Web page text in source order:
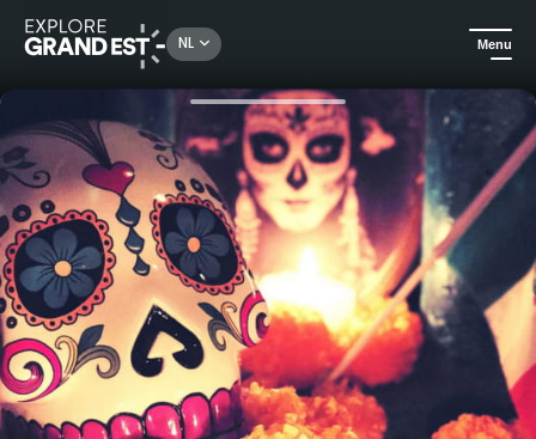
NL Menu
Kijk je ogen uit in de Grand Est Ontsnappingsspel - El dia de los muertos